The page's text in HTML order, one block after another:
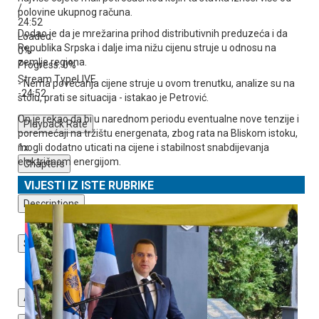
/
24:52
Loaded:
0%
Progress: 0%
Stream TypeLIVE
-24:52
Playback Rate
1x
Chapters
Chapters
Descriptions
descriptions off
Subtitles
subtitles settings
, opens subtitles settings dialog
subtitles off
, selected
Audio Track
polovine ukupnog računa.
Dodao je da je mrežarina prihod distributivnih preduzeća i da
Republika Srpska i dalje ima nižu cijenu struje u odnosu na
zemlje regiona.
- Nema povećanja cijene struje u ovom trenutku, analize su na
stolu, prati se situacija - istakao je Petrović.
On je rekao da bi u narednom periodu eventualne nove tenzije i
poremećaji na tržištu energenata, zbog rata na Bliskom istoku,
mogli dodatno uticati na cijene i stabilnost snabdijevanja
električnom energijom.
VIJESTI IZ ISTE RUBRIKE